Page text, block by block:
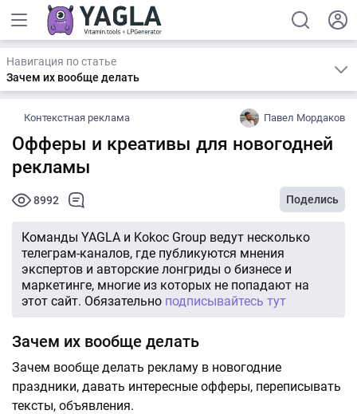
Навигация по статье
Зачем их вообще делать
Контекстная реклама Павел Мордаков
Офферы и креативы для новогодней
рекламы
8992 Поделись
Команды YAGLA и Kokoc Group ведут несколько
телеграм-каналов, где публикуются мнения
экспертов и авторские лонгриды о бизнесе и
маркетинге, многие из которых не попадают на
этот сайт. Обязательно подписывайтесь тут
Зачем их вообще делать
Зачем вообще делать рекламу в новогодние
праздники, давать интересные офферы, переписывать
тексты, объявления.